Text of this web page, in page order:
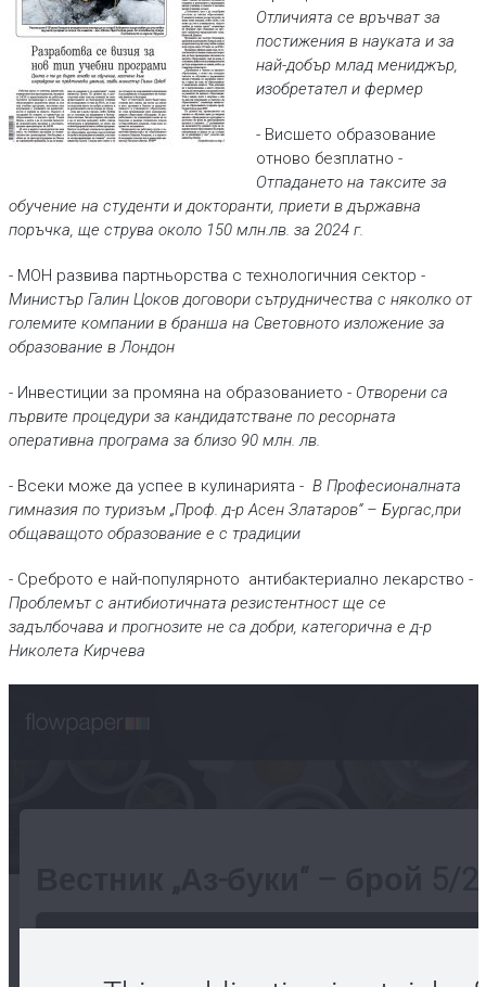
Отличията се връчват за
постижения в науката и за
най-добър млад мениджър,
изобретател и фермер
- Висшето образование
отново безплатно -
Отпадането на таксите за
обучение на студенти и докторанти, приети в държавна
поръчка, ще струва около 150 млн.лв. за 2024 г.
- МОН развива партньорства с технологичния сектор -
Министър Галин Цоков договори сътрудничества с няколко от
големите компании в бранша на Световното изложение за
образование в Лондон
- Инвестиции за промяна на образованието - Отворени са
първите процедури за кандидатстване по ресорната
оперативна програма за близо 90 млн. лв.
- Всеки може да успее в кулинарията - В Професионалната
гимназия по туризъм „Проф. д-р Асен Златаров“ – Бургас,при
общаващото образование е с традиции
- Среброто е най-популярното антибактериално лекарство -
Проблемът с антибиотичната резистентност ще се
задълбочава и прогнозите не са добри, категорична е д-р
Николета Кирчева